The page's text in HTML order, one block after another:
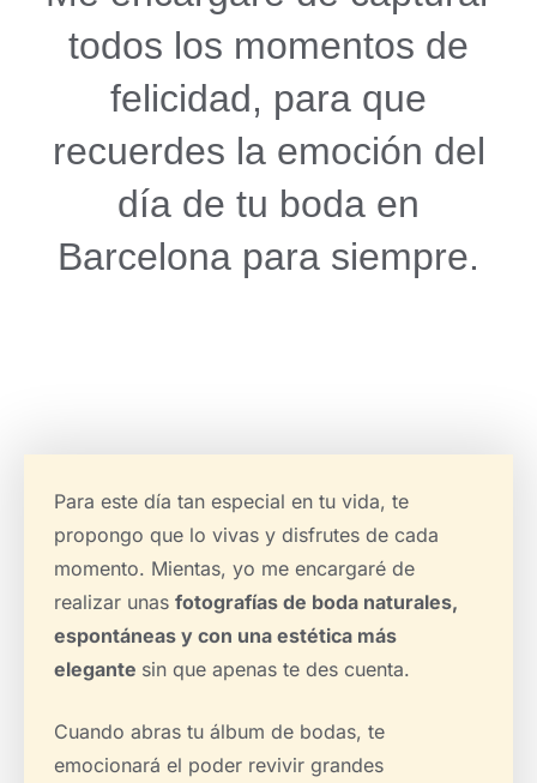
todos los momentos de
felicidad, para que
recuerdes la emoción del
día de tu boda en
Barcelona para siempre.
Para este día tan especial en tu vida, te
propongo que lo vivas y disfrutes de cada
momento. Mientas, yo me encargaré de
realizar unas fotografías de boda naturales,
espontáneas y con una estética más
elegante sin que apenas te des cuenta.
Cuando abras tu álbum de bodas, te
emocionará el poder revivir grandes